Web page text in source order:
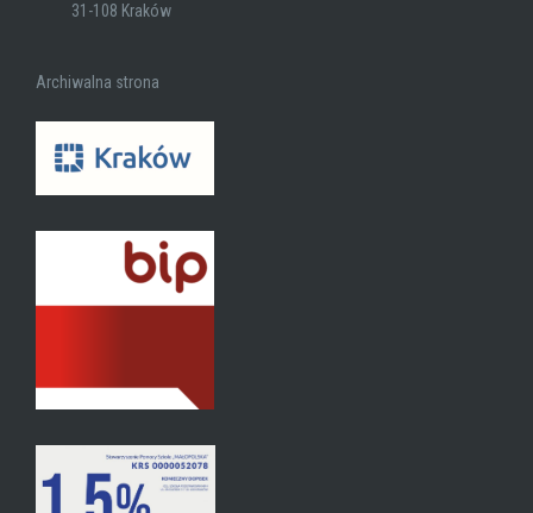
31-108 Kraków
Archiwalna strona